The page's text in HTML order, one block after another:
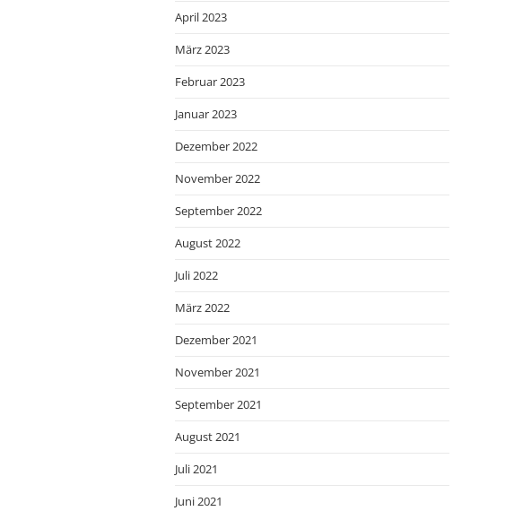
April 2023
März 2023
Februar 2023
Januar 2023
Dezember 2022
November 2022
September 2022
August 2022
Juli 2022
März 2022
Dezember 2021
November 2021
September 2021
August 2021
Juli 2021
Juni 2021